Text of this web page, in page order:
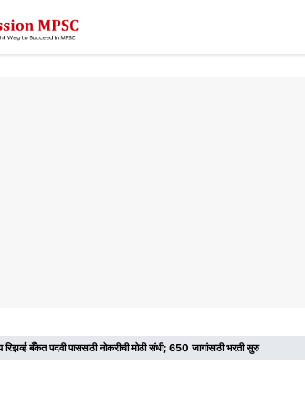
रिझर्व्ह बँकेत पदवी पाससाठी नोकरीची मोठी संधी; 650 जागांसाठी भरती सुरु